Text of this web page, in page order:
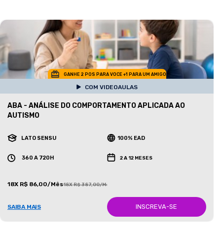
GANHE 2 POS PARA VOCE +1 PARA UM AMIGO
COM VIDEOAULAS
ABA - ANÁLISE DO COMPORTAMENTO APLICADA AO
AUTISMO
LATO SENSU 100% EAD
360 A 720H 2 A 12 MESES
18X R$ 86,00/Mês18X R$ 387,00/Mês
SAIBA MAIS INSCREVA-SE